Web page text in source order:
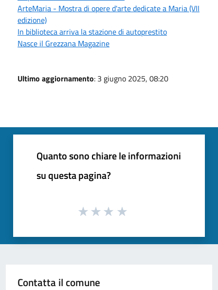
ArteMaria - Mostra di opere d'arte dedicate a Maria (VII
edizione)
In biblioteca arriva la stazione di autoprestito
Nasce il Grezzana Magazine
Ultimo aggiornamento: 3 giugno 2025, 08:20
Quanto sono chiare le informazioni
su questa pagina?
Contatta il comune